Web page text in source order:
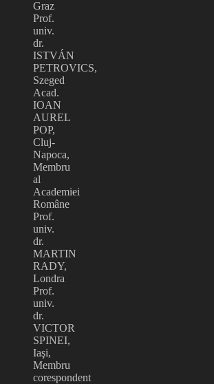
Graz
Prof.
univ.
dr.
ISTVÁN
PETROVICS,
Szeged
Acad.
IOAN
AUREL
POP,
Cluj-
Napoca,
Membru
al
Academiei
Române
Prof.
univ.
dr.
MARTIN
RADY,
Londra
Prof.
univ.
dr.
VICTOR
SPINEI,
Iaşi,
Membru
corespondent